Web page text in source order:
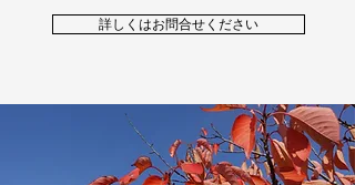
詳しくはお問合せください